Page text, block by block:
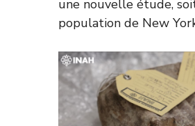
une nouvelle étude,
population de New